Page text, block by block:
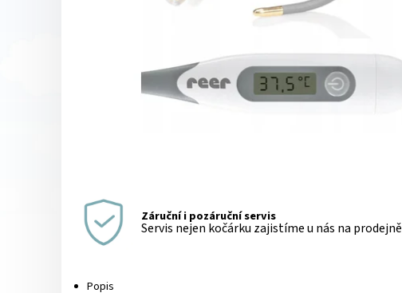
Záruční i pozáruční servis
Servis nejen kočárku zajistíme u nás na prodejně
Popis